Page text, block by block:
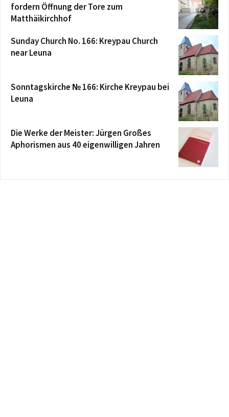
fordern Öffnung der Tore zum
Matthäikirchhof
Sunday Church No. 166: Kreypau Church
near Leuna
Sonntagskirche № 166: Kirche Kreypau bei
Leuna
Die Werke der Meister: Jürgen Großes
Aphorismen aus 40 eigenwilligen Jahren